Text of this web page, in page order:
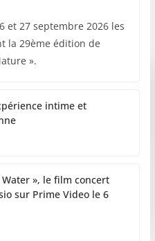
et 27 septembre 2026 les
la 29ème édition de
».
intime et
», le film concert
sur Prime Video le 6